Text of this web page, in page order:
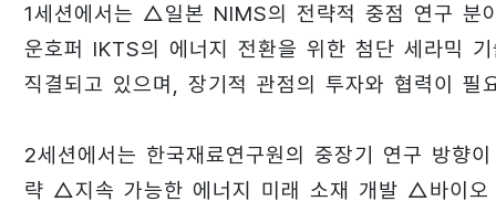
1세션에서는 △일본 NIMS의 전략적 중점 연구
운호퍼 IKTS의 에너지 전환을 위한 첨단 세라믹
직결되고 있으며, 장기적 관점의 투자와 협력이 필
2세션에서는 한국재료연구원의 중장기 연구 방
략 △지속 가능한 에너지 미래 소재 개발 △바이